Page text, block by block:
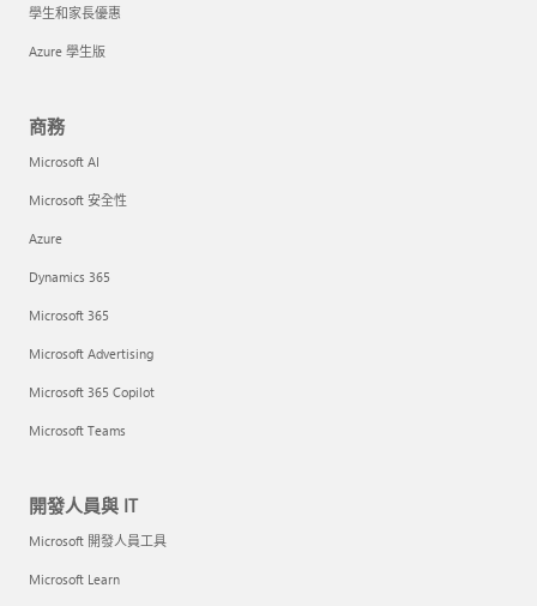
學生和家長優惠
Azure 學生版
商務
Microsoft AI
Microsoft 安全性
Azure
Dynamics 365
Microsoft 365
Microsoft Advertising
Microsoft 365 Copilot
Microsoft Teams
開發人員與 IT
Microsoft 開發人員工具
Microsoft Learn